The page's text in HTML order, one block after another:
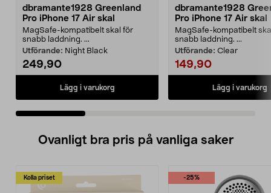
dbramante1928 Greenland
Pro iPhone 17 Air skal
MagSafe-kompatibelt skal för
snabb laddning. ...
Utförande: Night Black
249,90
Lägg i varukorg
dbramante1928
Pro iPhone 17 Air skal
MagSafe-kompatibelt
snabb laddning. ...
Utförande: Clear
149,90
Lägg i varukorg
Ovanligt bra pris på vanliga saker
Kolla priset -25%